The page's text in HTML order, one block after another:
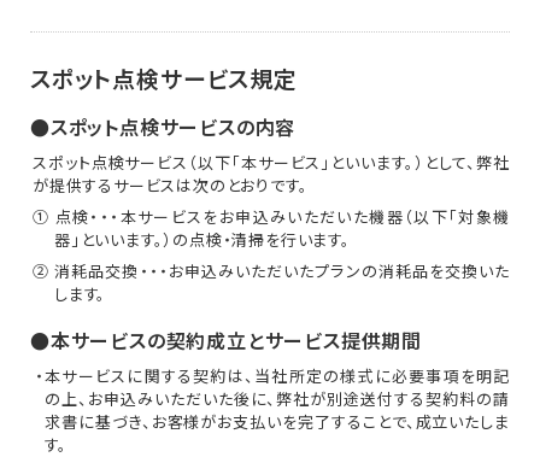
スポット点検サービス規定
●スポット点検サービスの内容
スポット点検サービス（以下「本サービス」といいます。）として、弊社
が提供するサービスは次のとおりです。
① 点検・・・本サービスをお申込みいただいた機器（以下「対象機
器」といいます。）の点検・清掃を行います。
② 消耗品交換・・・お申込みいただいたプランの消耗品を交換いた
します。
●本サービスの契約成立とサービス提供期間
・本サービスに関する契約は、当社所定の様式に必要事項を明記
の上、お申込みいただいた後に、弊社が別途送付する契約料の請
求書に基づき、お客様がお支払いを完了することで、成立いたしま
す。